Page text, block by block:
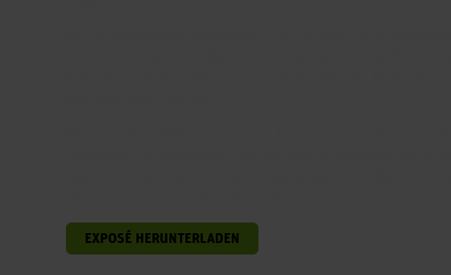
EXPOSÉ HERUNTERLADEN